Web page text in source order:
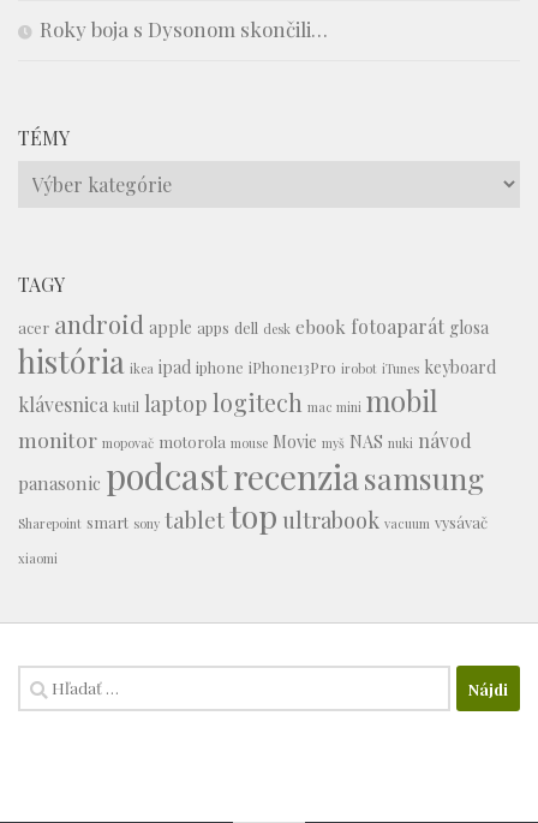
Roky boja s Dysonom skončili…
TÉMY
Témy
TAGY
acer android apple apps dell desk ebook fotoaparát glosa
história ikea ipad iphone iPhone13Pro irobot iTunes keyboard
klávesnica kutil laptop logitech mac mini mobil
monitor mopovač motorola mouse Movie myš NAS nuki návod
panasonic podcastrecenziasamsung
Sharepoint smart sony tablettop ultrabook vacuum vysávač
xiaomi
Hľadať: